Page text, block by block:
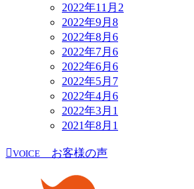
2022年11月 2
2022年9月 8
2022年8月 6
2022年7月 6
2022年6月 6
2022年5月 7
2022年4月 6
2022年3月 1
2021年8月 1
VOICE お客様の声